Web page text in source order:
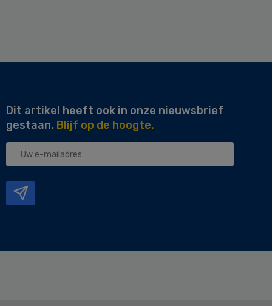
Dit artikel heeft ook in onze nieuwsbrief
gestaan. Blijf op de hoogte.
Uw